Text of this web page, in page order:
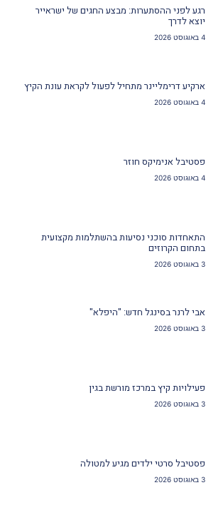
רגע לפני ההסתערות: מבצע החגים של ישראייר
יוצא לדרך
4 באוגוסט 2026
ארקיע דרימליינר מתחיל לפעול לקראת עונת הקיץ
4 באוגוסט 2026
פסטיבל אנימיקס חוזר
4 באוגוסט 2026
התאחדות סוכני נסיעות בהשתלמות מקצועית
בתחום הקרוזים
3 באוגוסט 2026
אבי לרנר בסינגל חדש: "היפלא"
3 באוגוסט 2026
פעילויות קיץ במרכז מורשת בגין
3 באוגוסט 2026
פסטיבל סרטי ילדים מגיע למטולה
3 באוגוסט 2026